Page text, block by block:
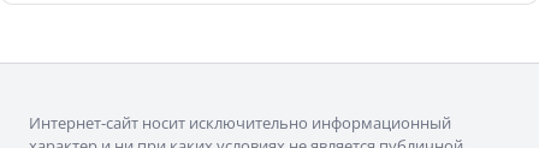
Интернет-сайт носит исключительно информационный